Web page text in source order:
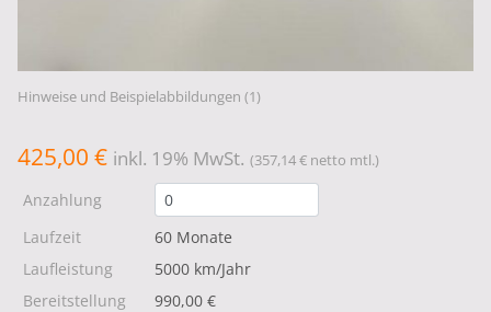
Hinweise und Beispielabbildungen (1)
425,00 € inkl. 19% MwSt. (357,14 € netto mtl.)
Anzahlung
Laufzeit
60 Monate
Laufleistung
5000 km/Jahr
Bereitstellung
990,00 €